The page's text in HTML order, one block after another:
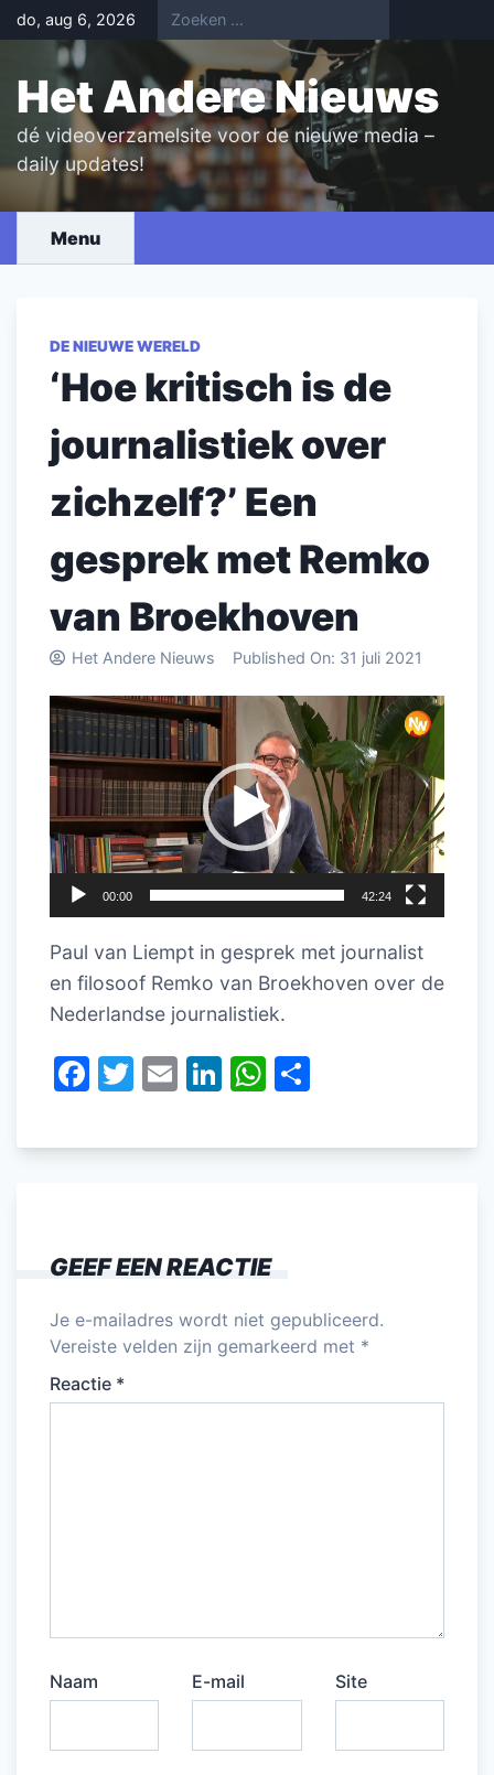
Skip
to
content
do, aug 6, 2026
Het Andere Nieuws
dé videoverzamelsite voor de nieuwe media –
daily updates!
Menu
DE NIEUWE WERELD
‘Hoe kritisch is de
journalistiek over
zichzelf?’ Een
gesprek met Remko
van Broekhoven
Het Andere Nieuws Published On: 31 juli 2021
Videospeler
00:00 42:24
Paul van Liempt in gesprek met journalist
en filosoof Remko van Broekhoven over de
Nederlandse journalistiek.
F
c
o
o
k
T
itt
E
ai
Li
k
n
W
at
p
p
e
GEEF EEN REACTIE
Je e-mailadres wordt niet gepubliceerd.
Vereiste velden zijn gemarkeerd met *
Reactie *
Naam E-mail Site